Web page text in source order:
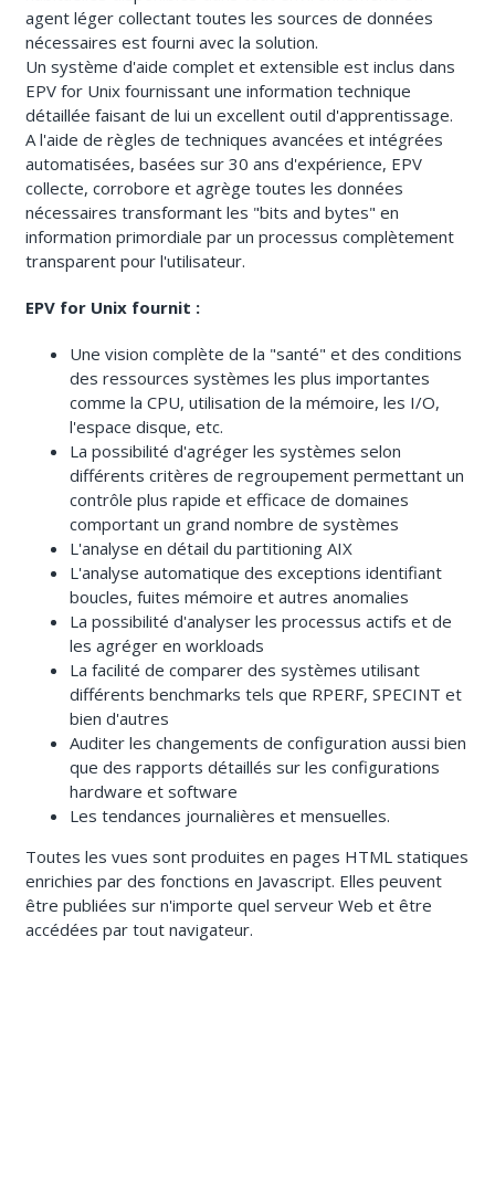
agent léger collectant toutes les sources de données
nécessaires est fourni avec la solution.
Un système d'aide complet et extensible est inclus dans
EPV for Unix fournissant une information technique
détaillée faisant de lui un excellent outil d'apprentissage.
A l'aide de règles de techniques avancées et intégrées
automatisées, basées sur 30 ans d'expérience, EPV
collecte, corrobore et agrège toutes les données
nécessaires transformant les "bits and bytes" en
information primordiale par un processus complètement
transparent pour l'utilisateur.
EPV for Unix fournit :
Une vision complète de la "santé" et des conditions
des ressources systèmes les plus importantes
comme la CPU, utilisation de la mémoire, les I/O,
l'espace disque, etc.
La possibilité d'agréger les systèmes selon
différents critères de regroupement permettant un
contrôle plus rapide et efficace de domaines
comportant un grand nombre de systèmes
L'analyse en détail du partitioning AIX
L'analyse automatique des exceptions identifiant
boucles, fuites mémoire et autres anomalies
La possibilité d'analyser les processus actifs et de
les agréger en workloads
La facilité de comparer des systèmes utilisant
différents benchmarks tels que RPERF, SPECINT et
bien d'autres
Auditer les changements de configuration aussi bien
que des rapports détaillés sur les configurations
hardware et software
Les tendances journalières et mensuelles.
Toutes les vues sont produites en pages HTML statiques
enrichies par des fonctions en Javascript. Elles peuvent
être publiées sur n'importe quel serveur Web et être
accédées par tout navigateur.